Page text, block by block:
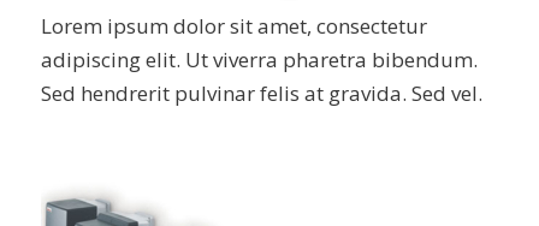
Lorem ipsum dolor sit amet, consectetur
adipiscing elit. Ut viverra pharetra bibendum.
Sed hendrerit pulvinar felis at gravida. Sed vel.